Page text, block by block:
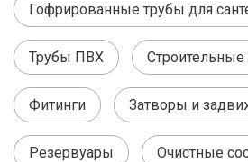
Гофрированные трубы для
Трубы ПВХ Строительные
Фитинги Затворы и
Резервуары Очистные